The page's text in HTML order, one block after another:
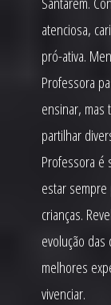
atenciosa,
pró-ativa.
Professora
ensinar, mas
partilhar
Professora é
estar
crianças.
evolução das
melhores
vivenciar.